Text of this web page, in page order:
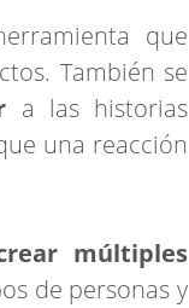
que
También se
a las historias
una reacción
múltiples
de personas y